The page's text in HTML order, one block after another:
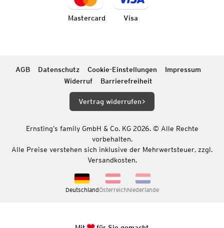
Mastercard Visa
AGB Datenschutz Cookie-Einstellungen
Impressum
Widerruf
Barrierefreiheit
Vertrag widerrufen
Ernsting’s family GmbH & Co. KG 2026. © Alle Rechte
vorbehalten.
Alle Preise verstehen sich inklusive der Mehrwertsteuer, zzgl.
Versandkosten.
DeutschlandÖsterreichNiederlande